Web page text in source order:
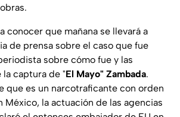
conocer que mañana se llevará a
de prensa sobre el caso que fue
sobre cómo fue y las
captura de "El Mayo" Zambada.
que es un narcotraficante con orden
México, la actuación de las agencias